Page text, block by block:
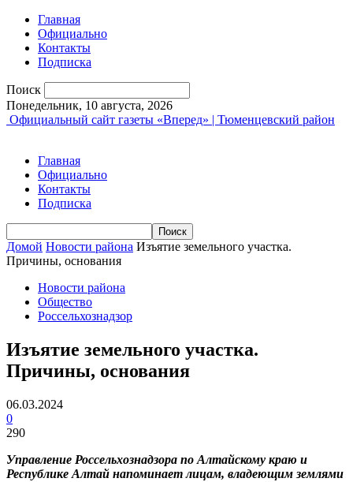
Главная
Официально
Контакты
Подписка
Поиск
Понедельник, 10 августа, 2026
Официальный сайт газеты «Вперед» | Тюменцевский район
Главная
Официально
Контакты
Подписка
Домой Новости района Изъятие земельного участка.
Причины, основания
Новости района
Общество
Россельхознадзор
Изъятие земельного участка.
Причины, основания
06.03.2024
0
290
Управление Россельхознадзора по Алтайскому краю и
Республике Алтай напоминает лицам, владеющим землями